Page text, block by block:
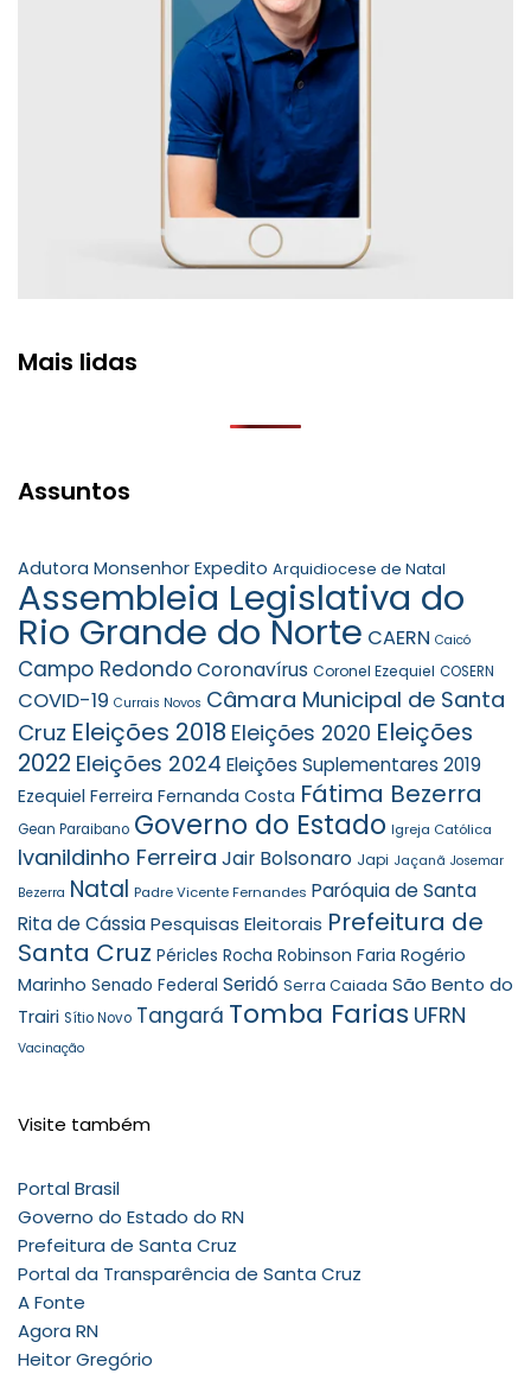
Mais lidas
Assuntos
Adutora Monsenhor Expedito Arquidiocese de Natal
Assembleia Legislativa do
Rio Grande do Norte CAERN Caicó
Campo RedondoCoronavírus Coronel Ezequiel COSERN
COVID-19 Currais Novos Câmara Municipal de Santa
Cruz Eleições 2018 Eleições 2020 Eleições
2022 Eleições 2024 Eleições Suplementares 2019
Ezequiel Ferreira Fernanda Costa Fátima Bezerra
Gean Paraibano Governo do Estado Igreja Católica
Ivanildinho Ferreira Jair Bolsonaro Japi Jaçanã Josemar
Bezerra Natal Padre Vicente Fernandes Paróquia de Santa
Rita de CássiaPesquisas Eleitorais Prefeitura de
Santa Cruz Péricles Rocha Robinson Faria Rogério
Marinho Senado Federal Seridó Serra Caiada São Bento do
Trairi Sítio Novo Tangará Tomba Farias UFRN
Vacinação
Visite também
Portal Brasil
Governo do Estado do RN
Prefeitura de Santa Cruz
Portal da Transparência de Santa Cruz
A Fonte
Agora RN
Heitor Gregório